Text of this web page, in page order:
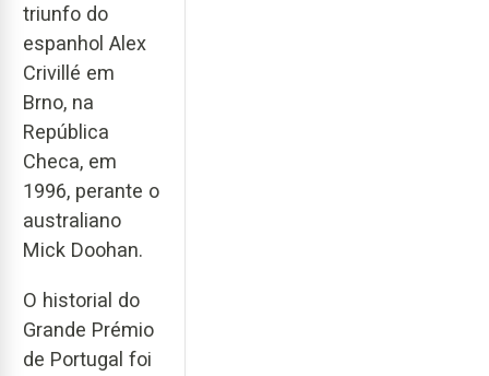
triunfo do
espanhol Alex
Crivillé em
Brno, na
República
Checa, em
1996, perante o
australiano
Mick Doohan.
O historial do
Grande Prémio
de Portugal foi